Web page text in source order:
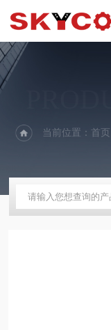
当前位置：首页